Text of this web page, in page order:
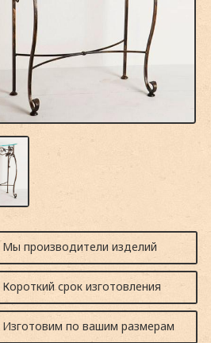
Мы производители изделий
Короткий срок изготовления
Изготовим по вашим размерам